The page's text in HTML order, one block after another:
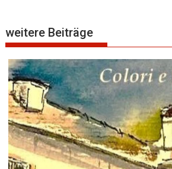
weitere Beiträge